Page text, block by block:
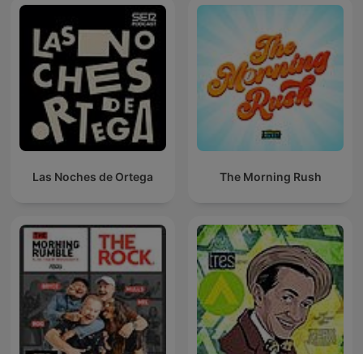
Las Noches de Ortega The Morning Rush